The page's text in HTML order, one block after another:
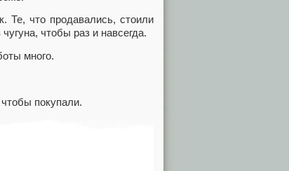
Те, что продавались, стоили
чтобы раз и навсегда.
много.
покупали.